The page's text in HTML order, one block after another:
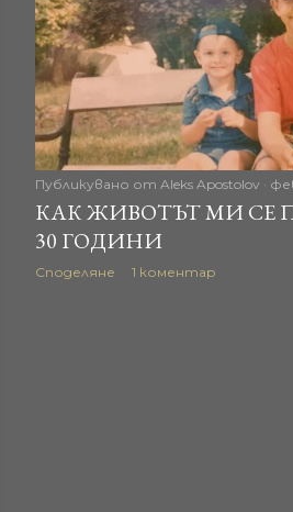
Публикувано от Aleks Apostolov
КАК ЖИВОТЪТ МИ СЕ
30 ГОДИНИ
Споделяне 1 коментар